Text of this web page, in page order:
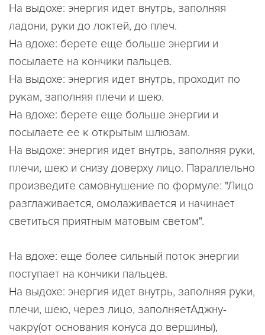
На выдохе: энергия идет внутрь, заполняя
ладони, руки до локтей, до плеч.
На вдохе: берете еще больше энергии и
посылаете на кончики пальцев.
На выдохе: энергия идет внутрь, проходит по
рукам, заполняя плечи и шею.
На вдохе: берете еще больше энергии и
посылаете ее к открытым шлюзам.
На выдохе: энергия идет внутрь, заполняя руки,
плечи, шею и снизу доверху лицо. Параллельно
произведите самовнушение по формуле: "Лицо
разглаживается, омолаживается и начинает
светиться приятным матовым светом".
На вдохе: еще более сильный поток энергии
поступает на кончики пальцев.
На выдохе: энергия идет внутрь, заполняя руки,
плечи, шею, через лицо, заполняетАджну-
чакру(от основания конуса до вершины),